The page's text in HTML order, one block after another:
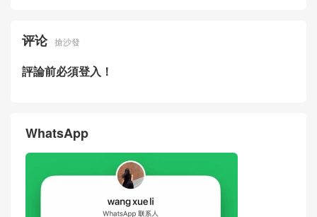
评论 搶沙發
評論前必須登入！
WhatsApp